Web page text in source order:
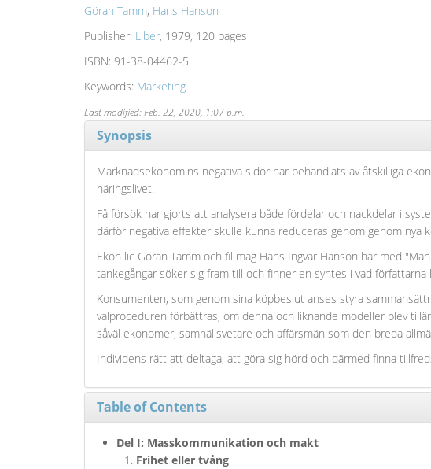
Göran Tamm, Hans Hanson
Publisher: Liber, 1979, 120 pages
ISBN: 91-38-04462-5
Keywords: Marketing
Last modified: Feb. 22, 2020, 1:07 p.m.
Synopsis
Marknadsekonomins negativa sidor har behandlats av åtskilliga
näringslivet.
Få försök har gjorts att analysera både fördelar och nackdelar i
därför negativa effekter skulle kunna reduceras genom genom nya
Ekon lic Göran Tamm och fil mag Hans Ingvar Hanson har med
tankegångar söker sig fram till och finner en syntes i vad
Konsumenten, som genom sina köpbeslut anses styra
valproceduren förbättras, om denna och liknande modeller blev
såväl ekonomer, samhällsvetare och affärsmän som den breda
Individens rätt att deltaga, att göra sig hörd och därmed finna
Table of Contents
Del I: Masskommunikation och makt
Frihet eller tvång